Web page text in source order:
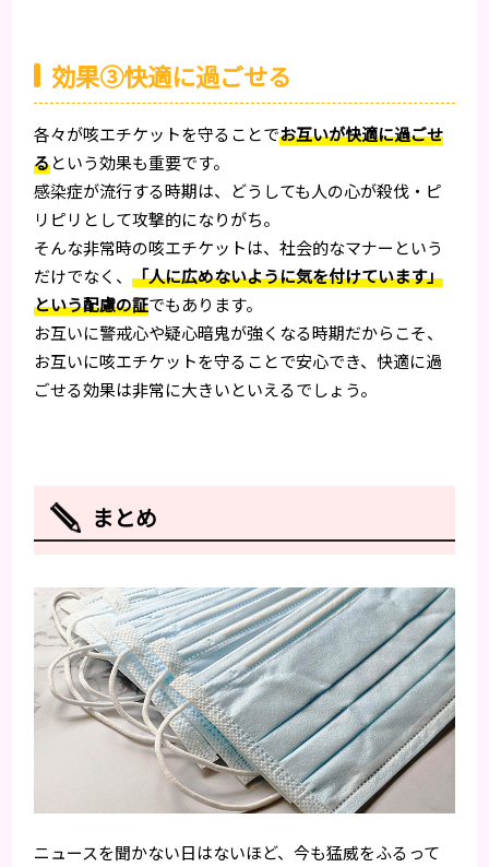
効果③快適に過ごせる
各々が咳エチケットを守ることでお互いが快適に過ごせ
るという効果も重要です。
感染症が流行する時期は、どうしても人の心が殺伐・ピ
リピリとして攻撃的になりがち。
そんな非常時の咳エチケットは、社会的なマナーという
だけでなく、「人に広めないように気を付けています」
という配慮の証でもあります。
お互いに警戒心や疑心暗鬼が強くなる時期だからこそ、
お互いに咳エチケットを守ることで安心でき、快適に過
ごせる効果は非常に大きいといえるでしょう。
まとめ
ニュースを聞かない日はないほど、今も猛威をふるって